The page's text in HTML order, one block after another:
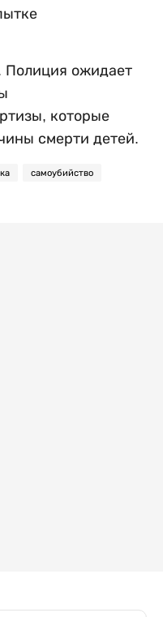
Полиция ожидает
которые
смерти детей.
самоубийство